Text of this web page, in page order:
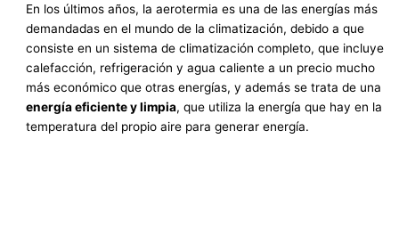
En los últimos años, la aerotermia es una de las energías más
demandadas en el mundo de la climatización, debido a que
consiste en un sistema de climatización completo, que incluye
calefacción, refrigeración y agua caliente a un precio mucho
más económico que otras energías, y además se trata de una
energía eficiente y limpia, que utiliza la energía que hay en la
temperatura del propio aire para generar energía.